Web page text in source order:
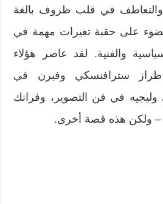
في قلب ظروف بالغة
على حقبة تغيرات مهمة في
والفنية. لقد عاصر هؤلاء
طراز سترافنسكي وفبرن في
في فن التصوير، وفرانك
– ولكن هذه قصة أخرى.